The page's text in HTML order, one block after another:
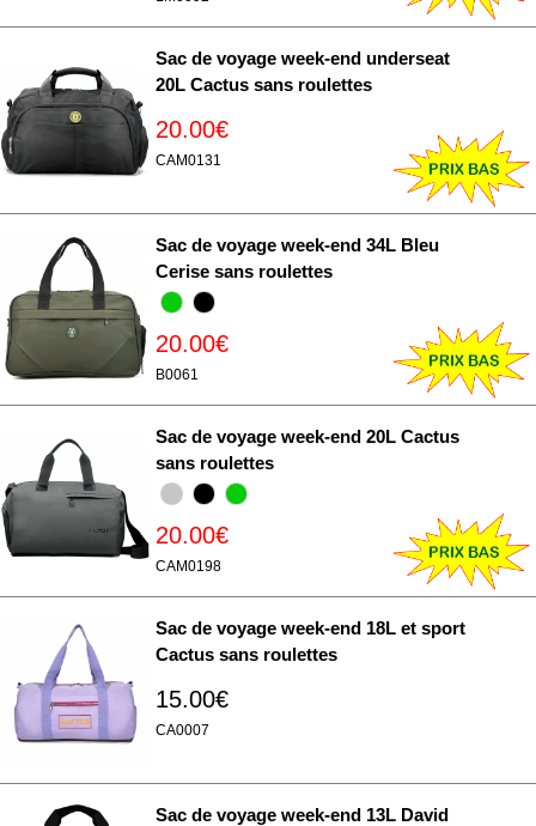
Sac de voyage week-end underseat
20L Cactus sans roulettes
20.00€
CAM0131
Sac de voyage week-end 34L Bleu
Cerise sans roulettes
20.00€
B0061
Sac de voyage week-end 20L Cactus
sans roulettes
20.00€
CAM0198
Sac de voyage week-end 18L et sport
Cactus sans roulettes
15.00€
CA0007
Sac de voyage week-end 13L David